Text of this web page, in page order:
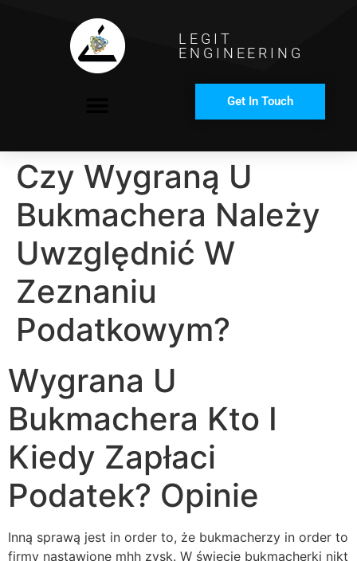
LEGIT
ENGINEERING
Get In Touch
Czy Wygraną U
Bukmachera Należy
Uwzględnić W
Zeznaniu
Podatkowym?
Wygrana U
Bukmachera Kto I
Kiedy Zapłaci
Podatek? Opinie
Inną sprawą jest in order to, że bukmacherzy in order to
firmy nastawione mhh zysk. W świecie bukmacherki nikt